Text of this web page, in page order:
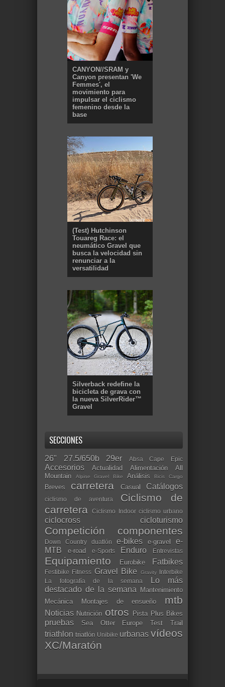
CANYON//SRAM y
Canyon presentan 'We
Femmes', el
movimiento para
impulsar el ciclismo
femenino desde la
base
(Test) Hutchinson
Touareg Race: el
neumático Gravel que
busca la velocidad sin
renunciar a la
versatilidad
Silverback redefine la
bicicleta de grava con
la nueva SilverRider™
Gravel
SECCIONES
26" 27.5/650b 29er Absa Cape Epic
Accesorios Actualidad Alimentación
All
Mountain
Alpine Gravel Bike Análisis Bicis Cargo
Breves carretera Casual Catálogos
ciclismo de aventura
Ciclismo de
carretera
Ciclismo Indoor ciclismo urbano
ciclocross cicloturismo
Competición componentes
Down Country duatlón e-bikes e-gravel
e-
MTB
e-road e-Sports Enduro Entrevistas
Equipamiento Eurobike Fatbikes
Festibike Fitness Gravel Bike Gravity Interbike
La fotografía de la semana
Lo más
destacado de la semana
Mantenimiento
Mecánica
Montajes de ensueño mtb
Noticias Nutrición otros Pista Plus Bikes
pruebas Sea Otter Europe Test Trail
triathlon triatlón Unibike urbanas vídeos
XC/Maratón